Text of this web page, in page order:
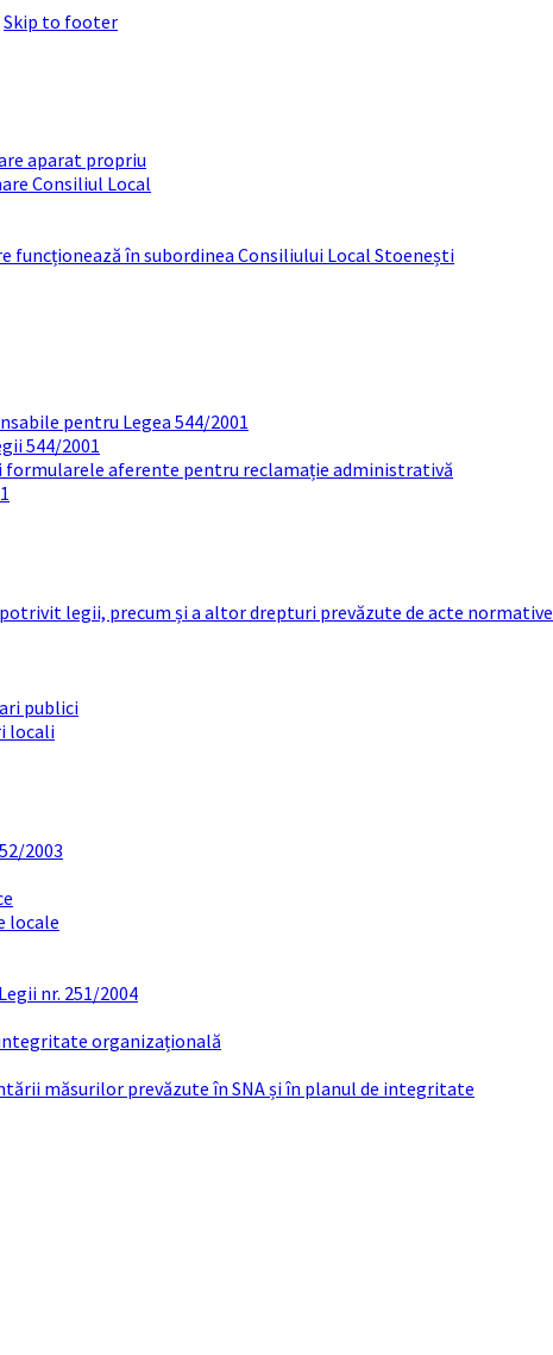
Skip to footer
aparat propriu
Consiliul Local
în subordinea Consiliului Local Stoenești
pentru Legea 544/2001
544/2001
formularele aferente pentru reclamație administrativă
legii, precum și a altor drepturi prevăzute de acte normative
publici
locali
2003
locale
nr. 251/2004
integritate organizațională
măsurilor prevăzute în SNA și în planul de integritate